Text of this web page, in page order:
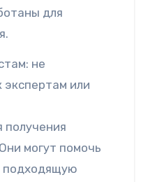
для
не
экспертам или
получения
могут помочь
подходящую